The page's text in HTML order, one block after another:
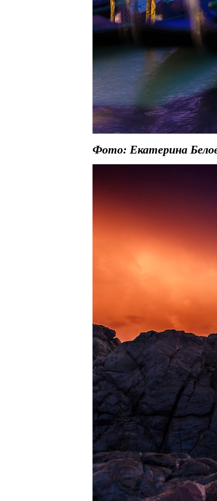
Фото: Екатерина